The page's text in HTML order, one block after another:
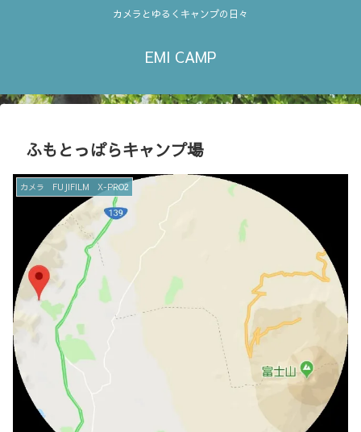
カメラとゆるくキャンプの日々
EMI CAMP
ふもとっぱらキャンプ場
カメラ FUJIFILM X-PRO2